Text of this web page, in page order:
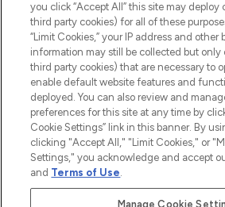
HILFE &
IMPRESSUM
ÜBER
Pay Securely With
you click “Accept All” this site may
third party cookies) for all of these
“Limit Cookies,” your IP address and other
information may still be collected but
third party cookies) that are necessary to
enable default website features and
deployed. You can also review and
preferences for this site at any time by
Cookie Settings” link in this banner. By
clicking "Accept All," "Limit Cookies," or
Settings," you acknowledge and accept
and Terms of Use.
Manage Cookie